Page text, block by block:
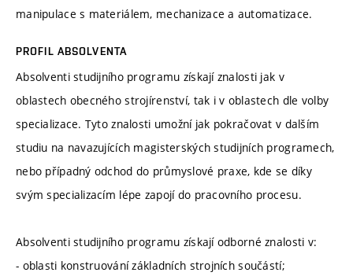
manipulace s materiálem, mechanizace a automatizace.
PROFIL ABSOLVENTA
Absolventi studijního programu získají znalosti jak v
oblastech obecného strojírenství, tak i v oblastech dle volby
specializace. Tyto znalosti umožní jak pokračovat v dalším
studiu na navazujících magisterských studijních programech,
nebo případný odchod do průmyslové praxe, kde se díky
svým specializacím lépe zapojí do pracovního procesu.
Absolventi studijního programu získají odborné znalosti v:
- oblasti konstruování základních strojních součástí;